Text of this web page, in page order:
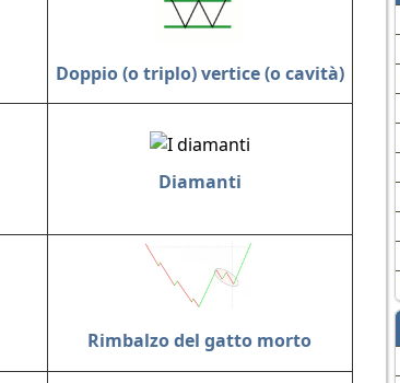
Doppio (o triplo) vertice (o cavità)
Diamanti
Rimbalzo del gatto morto